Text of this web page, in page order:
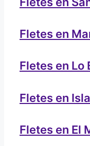
Fletes en
Fletes en Lo
Fletes en
Fletes en El